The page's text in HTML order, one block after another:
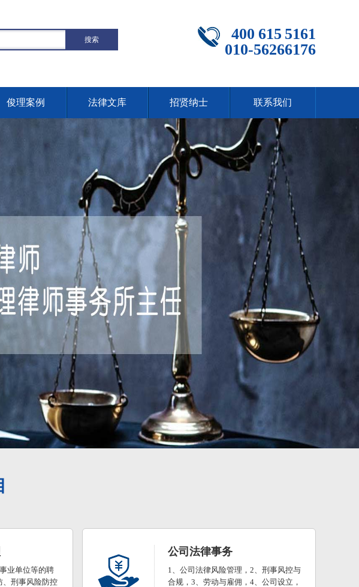
400 615 5161
010-56266176
俊理案例 法律文库 招贤纳士 联系我们
业单位等的聘
、刑事风险防控
公司法律事务
1、公司法律风险管理，2、刑事风控与
合规，3、劳动与雇佣，4、公司设立，